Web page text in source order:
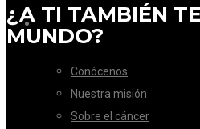
LA FUNDACIÓN
Conócenos
Nuestra misión
Sobre el cáncer
¿A TI TAMBIÉN
MUNDO?